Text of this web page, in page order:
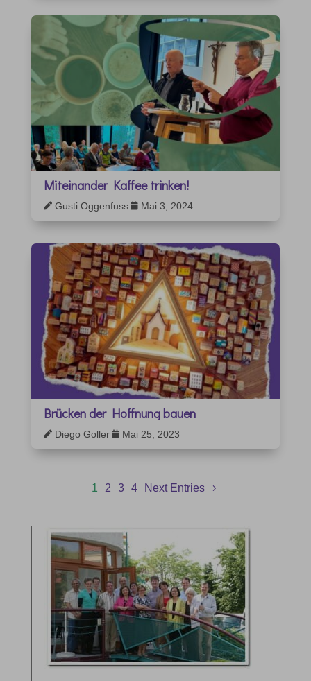
Miteinander Kaffee trinken!
 Gusti Oggenfuss  Mai 3, 2024
Brücken der Hoffnung bauen
 Diego Goller  Mai 25, 2023
1 2 3 4 Next Entries